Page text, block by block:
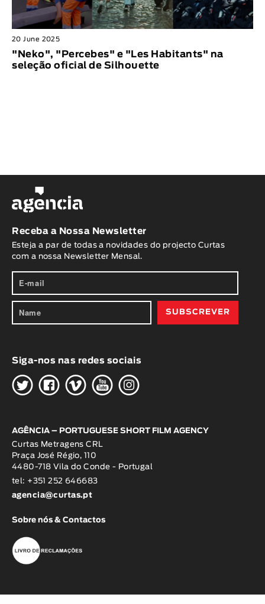
20 June 2025
"Neko", "Percebes" e "Les Habitants" na
seleção oficial de Silhouette
Receba a Nossa Newsletter
Esteja a par de todas a novidades do projecto Curtas
com a nossa Newsletter Mensal.
Siga-nos nas redes sociais
HGWOK
AGÊNCIA – PORTUGUESE SHORT FILM AGENCY
Curtas Metragens CRL
Praça José Régio, 110
4480-718 Vila do Conde - Portugal
tel: +351 252 646683
agencia@curtas.pt
Sobre nós & Contactos